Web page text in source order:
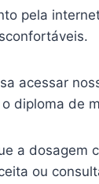
pela
acessar
diploma de
a dosagem
ou